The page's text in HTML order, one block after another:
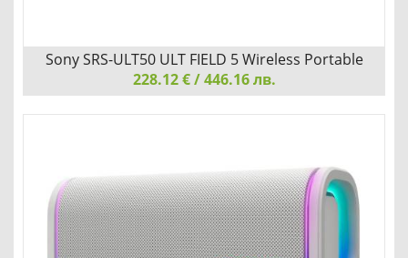
Sony SRS-ULT50 ULT FIELD 5 Wireless Portable
Speaker
228.12 € / 446.16 лв.